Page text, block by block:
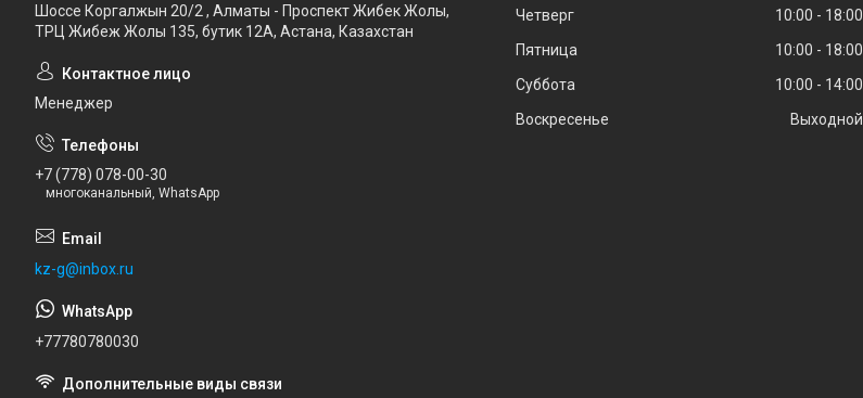
Шоссе Коргалжын 20/2 , Алматы - Проспект Жибек Жолы,
ТРЦ Жибеж Жолы 135, бутик 12А, Астана, Казахстан
Менеджер
+7 (778) 078-00-30
многоканальный, WhatsApp
kz-g@inbox.ru
+77780780030
Четверг
10:00
18:00
Пятница
10:00
18:00
Суббота
10:00
14:00
Воскресенье
Выходной